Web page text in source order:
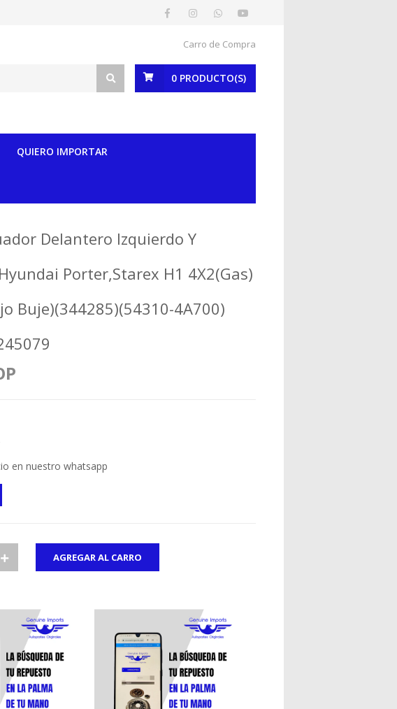
Carro de Compra
0 PRODUCTO(S)
QUIERO IMPORTAR
Delantero Izquierdo Y
Porter,Starex H1 4X2(Gas)
Buje)(344285)(54310-4A700)
en nuestro whatsapp